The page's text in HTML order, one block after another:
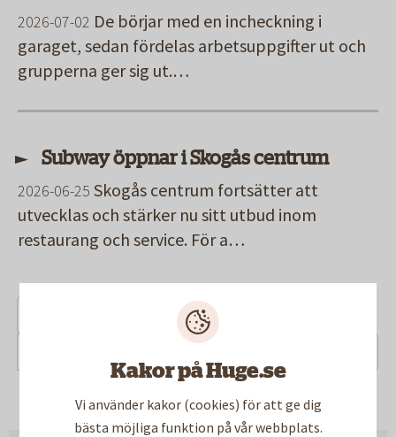
Kakor på Huge.se
Vi använder kakor (cookies) för att ge dig
bästa möjliga funktion på vår webbplats.
2026-07-02 De börjar med en incheckning i
garaget, sedan fördelas arbetsuppgifter ut och
grupperna ger sig ut.…
Subway öppnar i Skogås centrum
2026-06-25 Skogås centrum fortsätter att
utvecklas och stärker nu sitt utbud inom
restaurang och service. För a…
16-20